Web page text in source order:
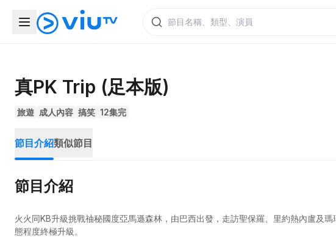
真PK Trip (足本版)
旅遊 成人內容 搞笑 12集完
節目介紹類似節目
節目介紹
火火同KB升級挑戰䄂秘國度亞馬遜森林，由巴西出發，走訪聖保羅、里約熱內盧及
態程度終極升級。